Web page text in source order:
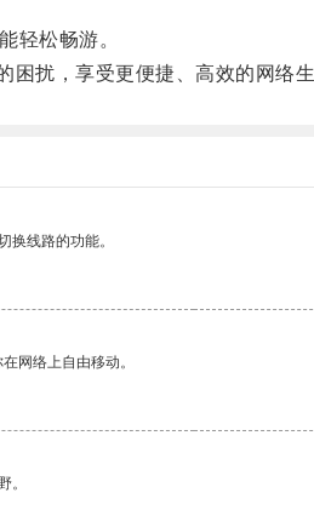
轻松畅游。
扰，享受更便捷、高效的网络生
换线路的功能。
网络上自由移动。
。